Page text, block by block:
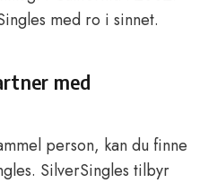
med ro i sinnet.
med
person, kan du finne
SilverSingles tilbyr